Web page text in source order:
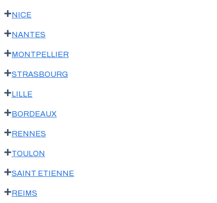
NICE
NANTES
MONTPELLIER
STRASBOURG
LILLE
BORDEAUX
RENNES
TOULON
SAINT ETIENNE
REIMS